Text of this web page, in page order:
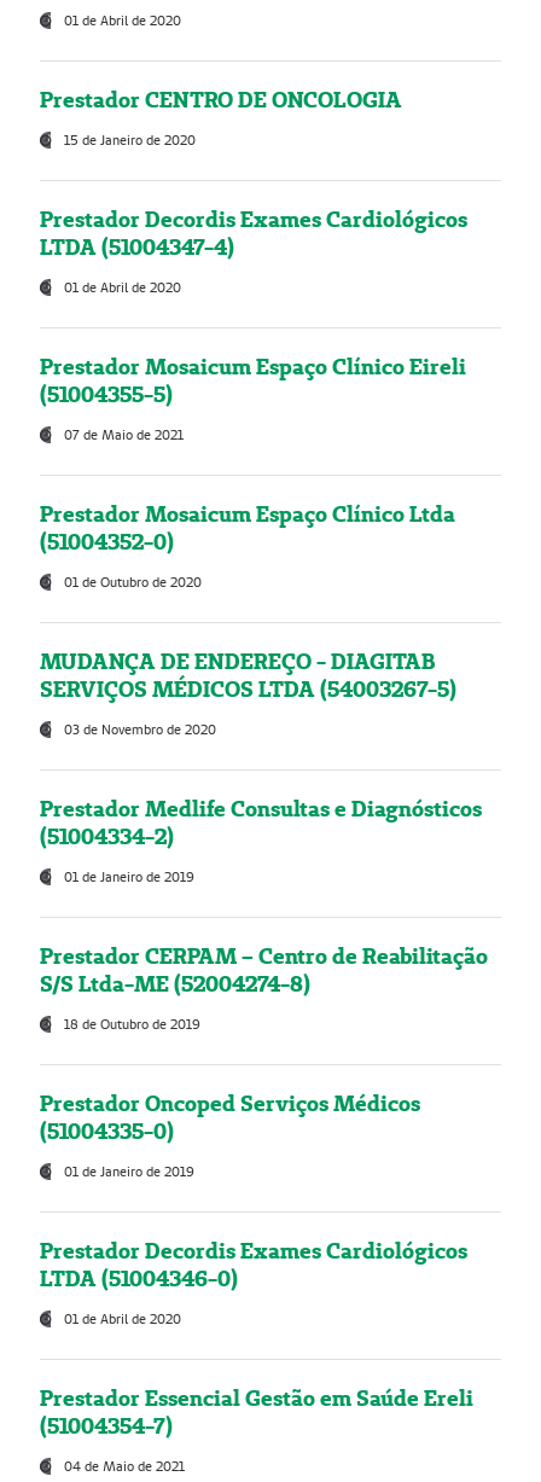
01 de Abril de 2020
Prestador CENTRO DE ONCOLOGIA
15 de Janeiro de 2020
Prestador Decordis Exames Cardiológicos
LTDA (51004347-4)
01 de Abril de 2020
Prestador Mosaicum Espaço Clínico Eireli
(51004355-5)
07 de Maio de 2021
Prestador Mosaicum Espaço Clínico Ltda
(51004352-0)
01 de Outubro de 2020
MUDANÇA DE ENDEREÇO - DIAGITAB
SERVIÇOS MÉDICOS LTDA (54003267-5)
03 de Novembro de 2020
Prestador Medlife Consultas e Diagnósticos
(51004334-2)
01 de Janeiro de 2019
Prestador CERPAM – Centro de Reabilitação
S/S Ltda-ME (52004274-8)
18 de Outubro de 2019
Prestador Oncoped Serviços Médicos
(51004335-0)
01 de Janeiro de 2019
Prestador Decordis Exames Cardiológicos
LTDA (51004346-0)
01 de Abril de 2020
Prestador Essencial Gestão em Saúde Ereli
(51004354-7)
04 de Maio de 2021